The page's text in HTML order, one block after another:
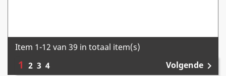
Item 1-12 van 39 in totaal item(s)
1 2 3 4 Volgende 